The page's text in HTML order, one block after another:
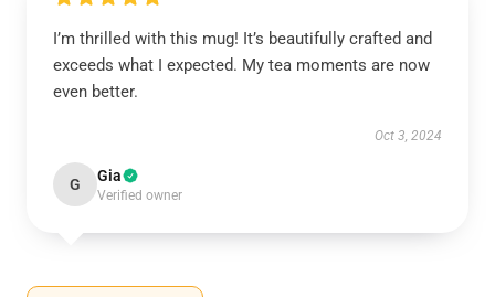
I’m thrilled with this mug! It’s beautifully crafted and
exceeds what I expected. My tea moments are now
even better.
Oct 3, 2024
G Gia
Verified owner